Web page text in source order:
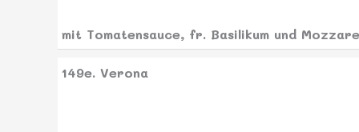
mit Tomatensauce, fr. Basilikum und
149e. Verona